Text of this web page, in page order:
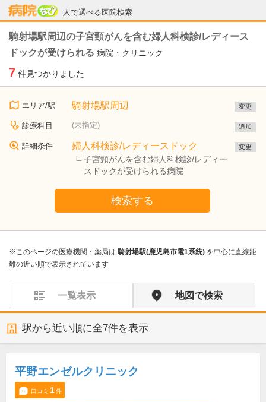
人で選べる医院検索
病院なび
騎射場駅周辺の子宮頸がんを含む婦人科検診/レディース
ドックが受けられる 病院・クリニック
7 件見つかりました
エリア/駅 騎射場駅周辺 変更
診療科目 (未指定) 追加
詳細条件 婦人科検診/レディースドック
子宮頸がんを含む婦人科検診/レディー
スドックが受けられる病院
変更
検索する
※このページの医療機関・薬局は騎射場駅(鹿児島市電1系統) を中心に直線距
離の近い順で表示されています
一覧表示 地図で検索
駅から近い順に全7件を表示
平野エンゼルクリニック
口コミ 1件